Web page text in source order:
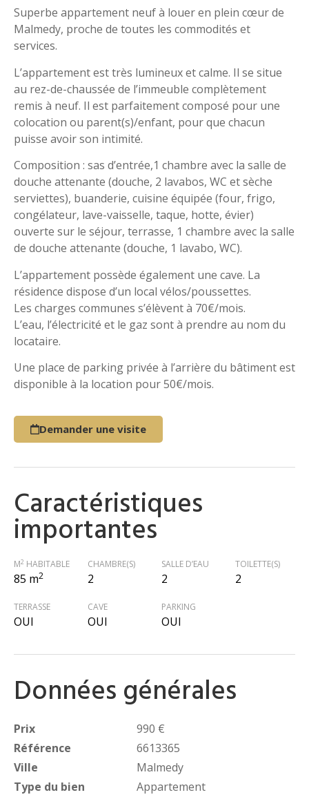
Superbe appartement neuf à louer en plein cœur de
Malmedy, proche de toutes les commodités et
services.
L’appartement est très lumineux et calme. Il se situe
au rez-de-chaussée de l’immeuble complètement
remis à neuf. Il est parfaitement composé pour une
colocation ou parent(s)/enfant, pour que chacun
puisse avoir son intimité.
Composition : sas d’entrée,1 chambre avec la salle de
douche attenante (douche, 2 lavabos, WC et sèche
serviettes), buanderie, cuisine équipée (four, frigo,
congélateur, lave-vaisselle, taque, hotte, évier)
ouverte sur le séjour, terrasse, 1 chambre avec la salle
de douche attenante (douche, 1 lavabo, WC).
L’appartement possède également une cave. La
résidence dispose d’un local vélos/poussettes.
Les charges communes s’élèvent à 70€/mois.
L’eau, l’électricité et le gaz sont à prendre au nom du
locataire.
Une place de parking privée à l’arrière du bâtiment est
disponible à la location pour 50€/mois.
Demander une visite
Caractéristiques
importantes
M2 HABITABLE
85 m2
CHAMBRE(S)
2
SALLE D’EAU
2
TOILETTE(S)
2
TERRASSE
OUI
CAVE
OUI
PARKING
OUI
Données générales
Prix
990 €
Référence
6613365
Ville
Malmedy
Type du bien
Appartement